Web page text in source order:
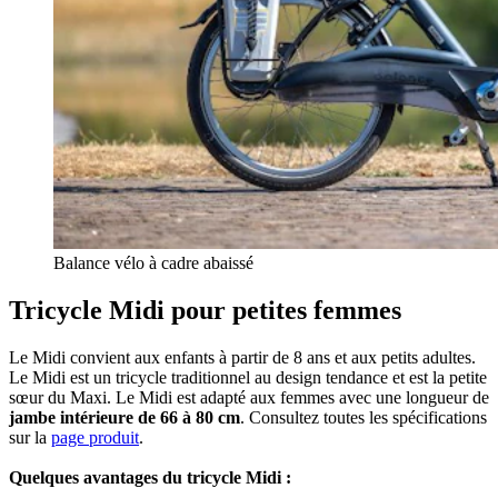
Balance vélo à cadre abaissé
Tricycle Midi pour petites femmes
Le Midi convient aux enfants à partir de 8 ans et aux petits adultes.
Le Midi est un tricycle traditionnel au design tendance et est la petite
sœur du Maxi. Le Midi est adapté aux femmes avec une longueur de
jambe intérieure de 66 à 80 cm. Consultez toutes les spécifications
sur la page produit.
Quelques avantages du tricycle Midi :